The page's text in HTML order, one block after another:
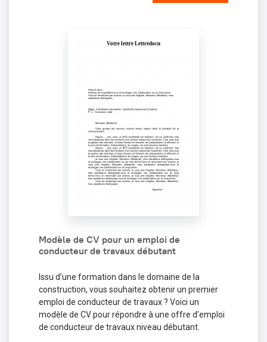
Modèle de CV pour un emploi de
conducteur de travaux débutant
Issu d’une formation dans le domaine de la
construction, vous souhaitez obtenir un premier
emploi de conducteur de travaux ? Voici un
modèle de CV pour répondre à une offre d’emploi
de conducteur de travaux niveau débutant.